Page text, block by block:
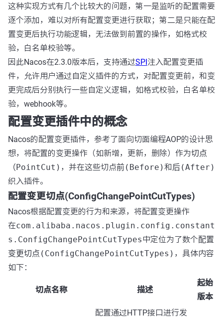
这种实现方式有几个比较大的问题，第一是监听的配置需要
逐个添加，难以对所有配置变更进行获取；第二是只能在配
置变更后执行功能逻辑，无法做到前置的操作，如格式校
验，白名单校验等。
因此Nacos在2.3.0版本后，支持通过SPI注入配置变更插
件，允许用户通过自定义插件的方式，对配置变更前，和变
更完成后分别执行一些自定义逻辑，如格式校验，白名单校
验，webhook等。
配置变更插件中的概念
Nacos的配置变更插件，参考了面向切面编程AOP的设计思
想，将配置的变更操作（如新增，更新，删除）作为切点
（PointCut) ，并在这些切点前(Before)和后(After)
织入插件。
配置变更切点(ConfigChangePointCutTypes)
Nacos根据配置变更的行为和来源，将配置变更操作
在com.alibaba.nacos.plugin.config.constant
s.ConfigChangePointCutTypes 中定位为了数个配置
变更切点(ConfigChangePointCutTypes) ，具体内容
如下：
切点名称 描述
起始
版本
配置通过HTTP接口进行发